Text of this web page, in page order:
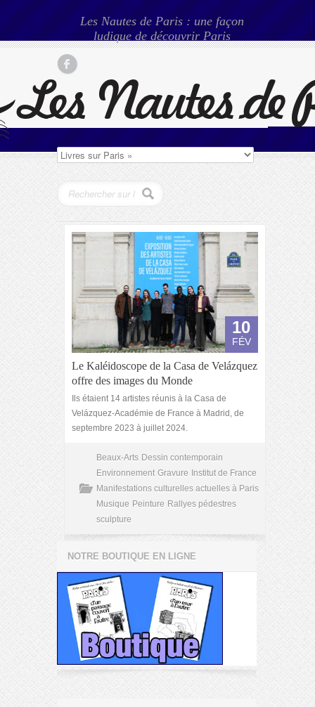
Les Nautes de Paris : une façon
ludique de découvrir Paris
10
FÉV
Le Kaléidoscope de la Casa de Velázquez
offre des images du Monde
Ils étaient 14 artistes réunis à la Casa de
Velázquez-Académie de France à Madrid, de
septembre 2023 à juillet 2024.
Beaux-Arts Dessin contemporain
Environnement Gravure
Institut de France
Manifestations culturelles actuelles à Paris
Musique Peinture Rallyes pédestres
sculpture
NOTRE BOUTIQUE EN LIGNE